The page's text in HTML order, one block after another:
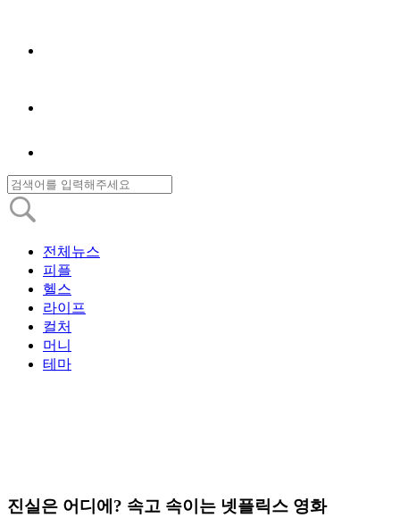
전체뉴스
피플
헬스
라이프
컬처
머니
테마
진실은 어디에? 속고 속이는 넷플릭스 영화